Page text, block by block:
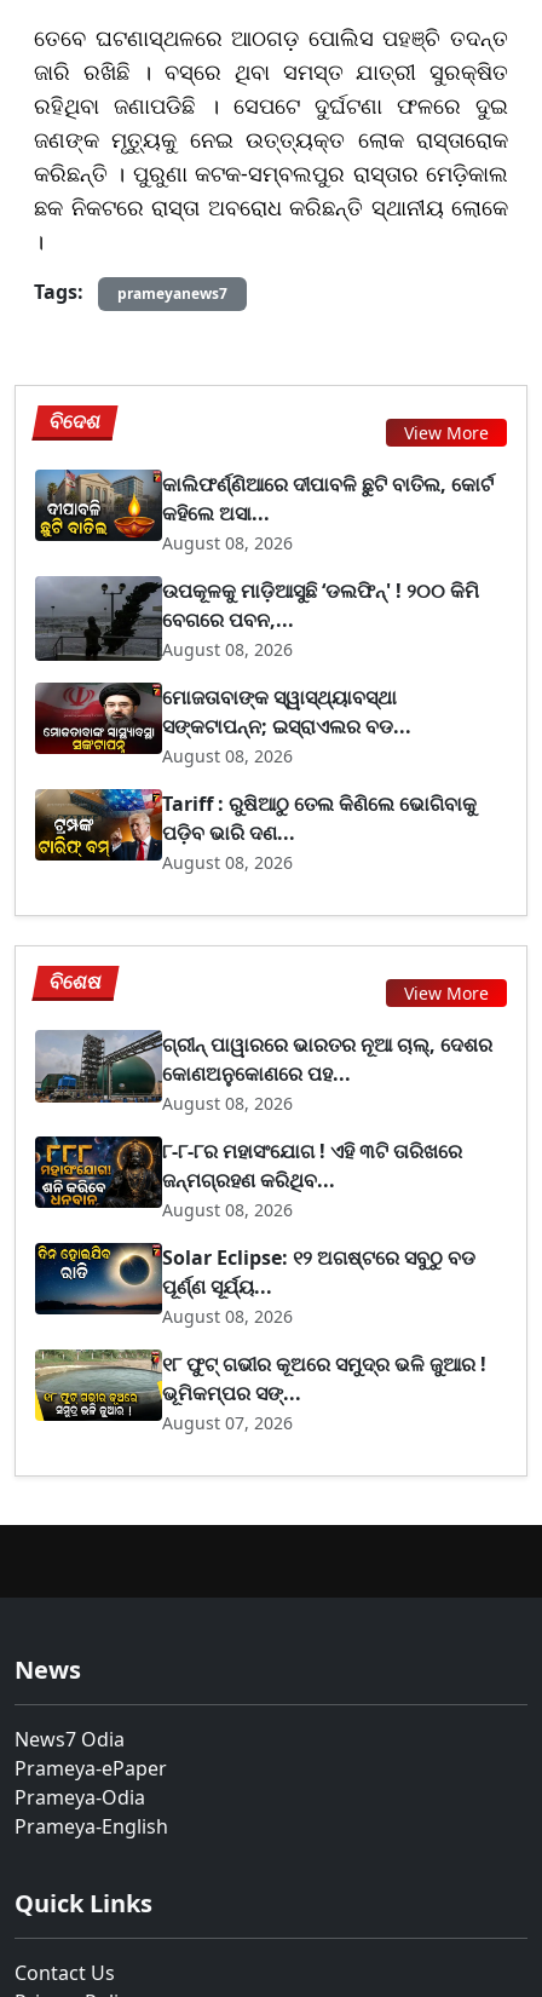
ତେବେ ଘଟଣାସ୍ଥଳରେ ଆଠଗଡ଼ ପୋଲିସ ପହଞ୍ଚି ତଦନ୍ତ
ଜାରି ରଖିଛି । ବସ୍‌ରେ ଥିବା ସମସ୍ତ ଯାତ୍ରୀ ସୁରକ୍ଷିତ
ରହିଥିବା ଜଣାପଡିଛି । ସେପଟେ ଦୁର୍ଘଟଣା ଫଳରେ ଦୁଇ
ଜଣଙ୍କ ମୃତ୍ୟୁକୁ ନେଇ ଉତ୍ତ୍ୟକ୍ତ ଲୋକ ରାସ୍ତାରୋକ
କରିଛନ୍ତି । ପୁରୁଣା କଟକ-ସମ୍ବଲପୁର ରାସ୍ତାର ମେଡ଼ିକାଲ
ଛକ ନିକଟରେ ରାସ୍ତା ଅବରୋଧ କରିଛନ୍ତି ସ୍ଥାନୀୟ ଲୋକେ
।
Tags: prameyanews7
ବିଦେଶ View More
କାଲିଫର୍ଣ୍ଣିଆରେ ଦୀପାବଳି ଛୁଟି ବାତିଲ, କୋର୍ଟ
କହିଲେ ଅସା...
August 08, 2026
ଉପକୂଳକୁ ମାଡ଼ିଆସୁଛି ‘ଡଲଫିନ୍' ! ୨୦୦ କିମି
ବେଗରେ ପବନ,...
August 08, 2026
ମୋଜତାବାଙ୍କ ସ୍ୱାସ୍ଥ୍ୟାବସ୍ଥା
ସଙ୍କଟାପନ୍ନ; ଇସ୍ରାଏଲର ବଡ...
August 08, 2026
Tariff : ରୁଷିଆଠୁ ତେଲ କିଣିଲେ ଭୋଗିବାକୁ
ପଡ଼ିବ ଭାରି ଦଣ...
August 08, 2026
ବିଶେଷ View More
ଗ୍ରୀନ୍ ପାୱାରରେ ଭାରତର ନୂଆ ଚାଲ୍, ଦେଶର
କୋଣଅନୁକୋଣରେ ପହ...
August 08, 2026
୮-୮-୮ର ମହାସଂଯୋଗ ! ଏହି ୩ଟି ତାରିଖରେ
ଜନ୍ମଗ୍ରହଣ କରିଥିବ...
August 08, 2026
Solar Eclipse: ୧୨ ଅଗଷ୍ଟରେ ସବୁଠୁ ବଡ
ପୂର୍ଣ୍ଣ ସୂର୍ଯ୍ୟ...
August 08, 2026
୧୮ ଫୁଟ୍ ଗଭୀର କୂଅରେ ସମୁଦ୍ର ଭଳି ଜୁଆର !
ଭୂମିକମ୍ପର ସଙ୍...
August 07, 2026
News
News7 Odia
Prameya-ePaper
Prameya-Odia
Prameya-English
Quick Links
Contact Us